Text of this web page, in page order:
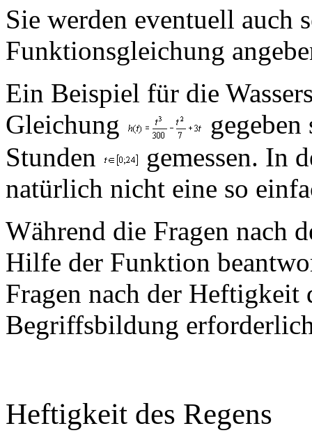
Sie werden eventuell auch
Funktionsgleichung
Ein Beispiel für die
Gleichung
Stunden
gemessen. In
natürlich nicht eine so
Während die Fragen nach
Hilfe der Funktion
Fragen nach der Heftigkeit
Begriffsbildung
Heftigkeit des Regens